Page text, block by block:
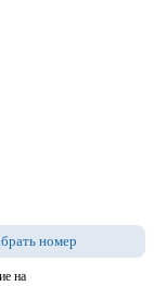
номер
на